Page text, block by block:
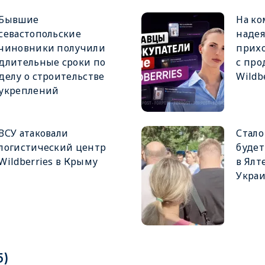
получили
сроки по
о строительстве
На
с
атаковали
центр
в Крыму
в